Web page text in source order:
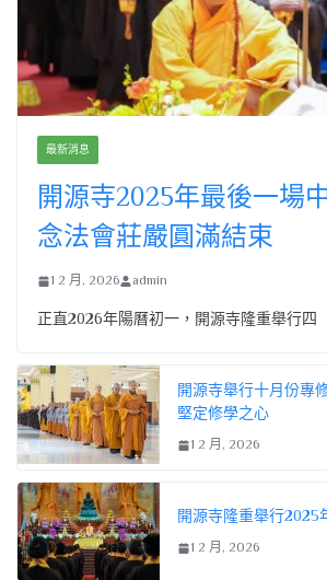
最新消息
開源寺2025年最後一場
念法會莊嚴圓滿結束
1 2 月, 2026 admin
正直2026年陽曆初一，開源寺隆重舉行四
開源寺舉行十月份專
堅定修學之心
1 2 月, 2026
開源寺隆重舉行2025
1 2 月, 2026